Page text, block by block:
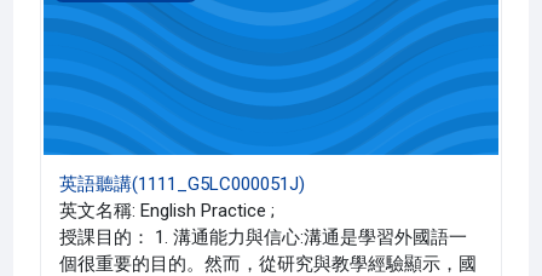
英語聽講(1111_G5LC000051J)
英文名稱: English Practice ;
授課目的： 1. 溝通能力與信心:溝通是學習外國語一
個很重要的目的。然而，從研究與教學經驗顯示，國